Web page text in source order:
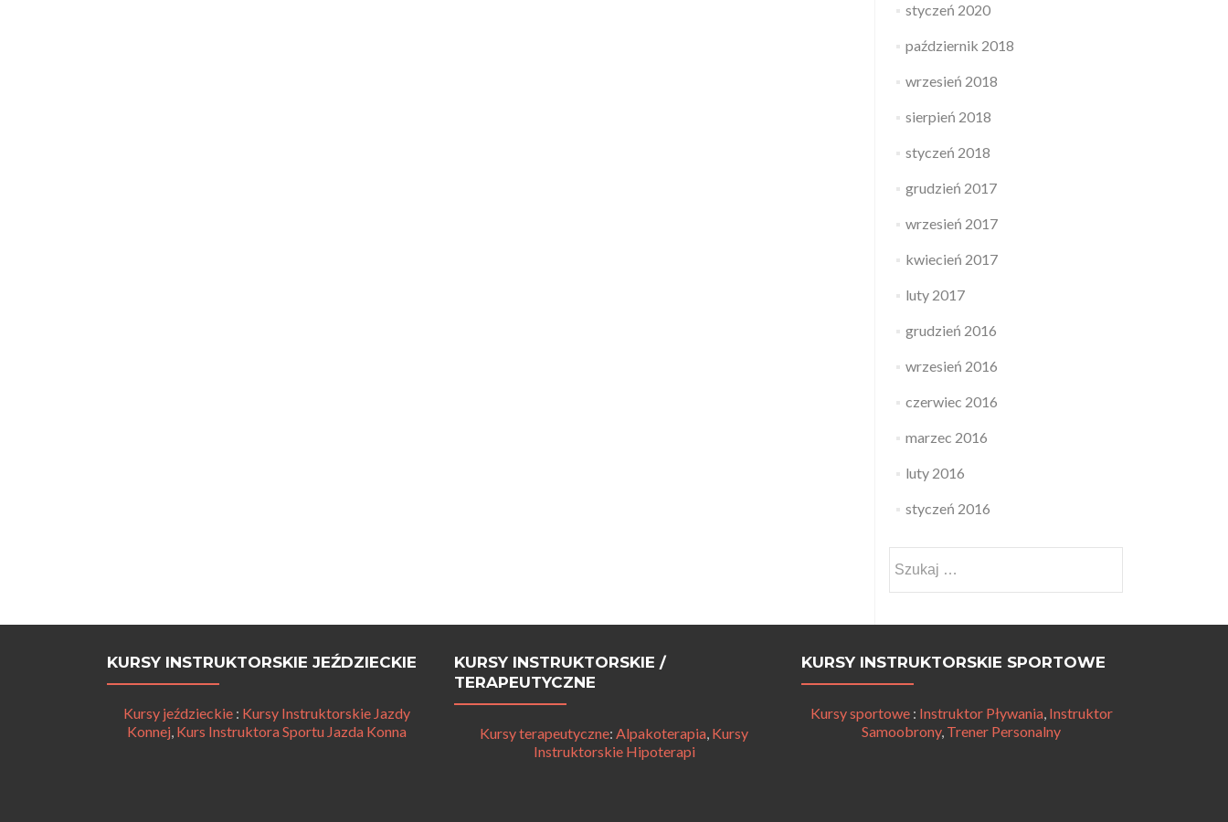
styczeń 2020
październik 2018
wrzesień 2018
sierpień 2018
styczeń 2018
grudzień 2017
wrzesień 2017
kwiecień 2017
luty 2017
grudzień 2016
wrzesień 2016
czerwiec 2016
marzec 2016
luty 2016
styczeń 2016
KURSY INSTRUKTORSKIE JEŹDZIECKIE
Kursy jeździeckie : Kursy Instruktorskie Jazdy
Konnej, Kurs Instruktora Sportu Jazda Konna
KURSY INSTRUKTORSKIE /
TERAPEUTYCZNE
Kursy terapeutyczne: Alpakoterapia, Kursy
Instruktorskie Hipoterapi
KURSY INSTRUKTORSKIE SPORTOWE
Kursy sportowe: Instruktor Pływania, Instruktor
Samoobrony, Trener Personalny